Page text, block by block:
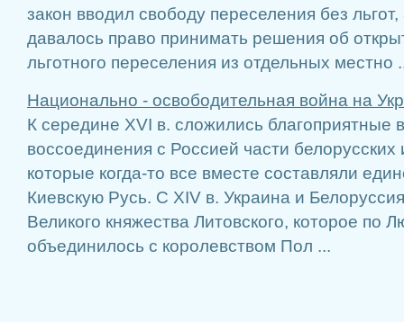
закон вводил свободу переселения без льгот,
давалось право принимать решения об
льготного переселения из отдельных местно
Национально - освободительная война на
К середине XVI в. сложились благоприятные
воссоединения с Россией части белорусских
которые когда-то все вместе составляли
Киевскую Русь. С ХIV в. Украина и
Великого княжества Литовского, которое по
объединилось с королевством Пол ...